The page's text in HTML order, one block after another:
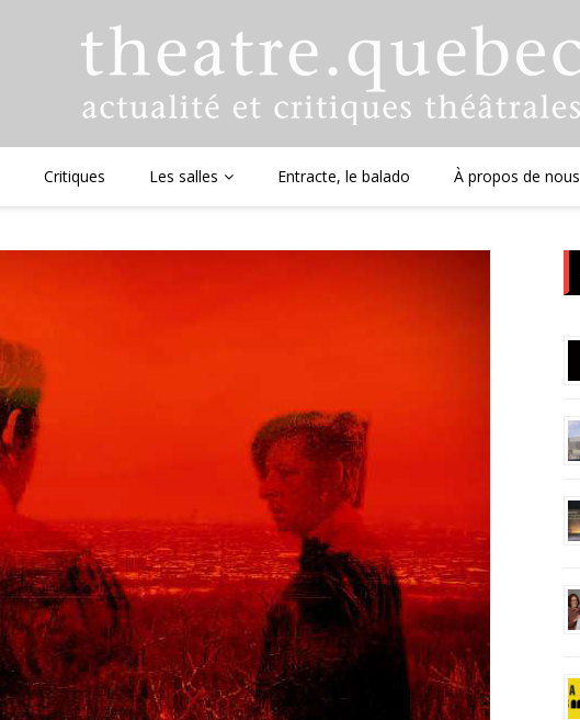
Critiques Les salles Entracte, le balado À propos de nous